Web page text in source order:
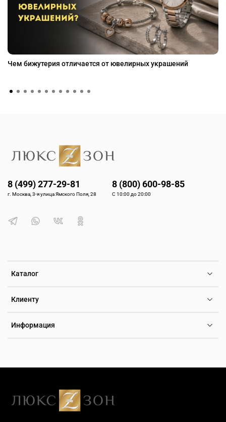
Чем бижутерия отличается от ювелирных украшений
Каталог
Клиенту
Информация
8 (499) 277-29-81
г. Москва, 3-я улица Ямского Поля, 28
8 (800) 600-98-85
С 10:00 до 20:00